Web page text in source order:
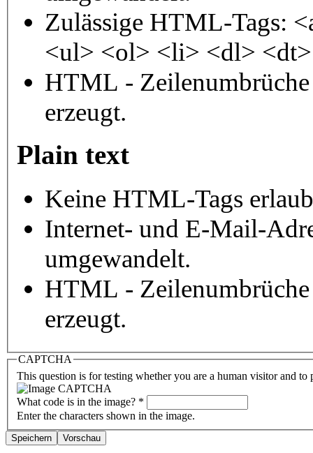
Zulässige HTML-Tags:
<ul> <ol> <li> <dl>
HTML - Zeilenumbrüche
erzeugt.
Plain text
Keine HTML-Tags
Internet- und E-Mail-
umgewandelt.
HTML - Zeilenumbrüche
erzeugt.
CAPTCHA
This question is for testing whether you are a human visitor and to
What code is in the image? *
Enter the characters shown in the image.